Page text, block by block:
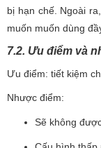
bị hạn chế. Ngoài
muốn muốn dùng
7.2. Ưu điểm và
Ưu điểm: tiết kiệm
Nhược điểm:
Sẽ không